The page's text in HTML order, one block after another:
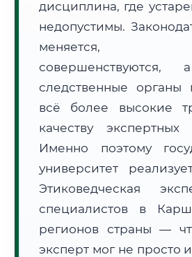
Формат учебы:
🗺️ Зона обслуживания: г. Карши
• Маршрут транзита: ~2 208 км
📜 Документы и аккредитация
дисциплина, где
недопустимы.
меняется,
следственные органы
всё более высокие
качеству экспертных
Именно поэтому
университет
Этиковедческая
специалистов в
регионов страны —
эксперт мог не просто